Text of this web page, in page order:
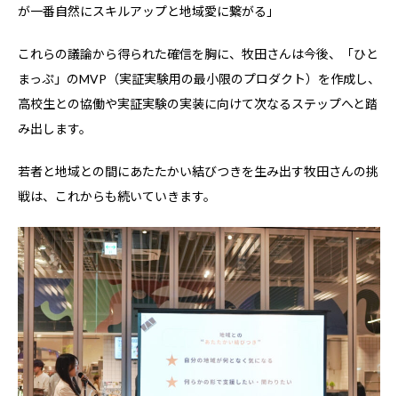
が一番自然にスキルアップと地域愛に繋がる」
これらの議論から得られた確信を胸に、牧田さんは今後、「ひと
まっぷ」のMVP（実証実験用の最小限のプロダクト）を作成し、
高校生との協働や実証実験の実装に向けて次なるステップへと踏
み出します。
若者と地域との間にあたたかい結びつきを生み出す牧田さんの挑
戦は、これからも続いていきます。